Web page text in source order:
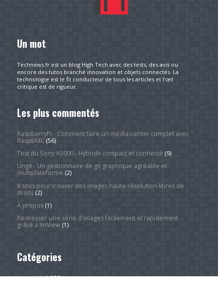
Un mot
Technews.fr est un blog High Tech avec des tests, des avis ou
encore des tutos branché innovation et objets connectés. La
technologie est le fil conducteur de tous les articles et l’œil
critique est de rigueur.
Les plus commentés
RaspberryPi - Comment faire un média-center complet avec
RaspBMC(56)
Test du Sony A5000 - Hybride compact et connecté (9)
Ungit - Un gestionnaire de git graphique agréable et
multiplateforme (2)
8 sites pour trouver des images haute résolution libres de
droits(2)
À propos(1)
Redresser une série d'images facilement et rapidement
grâce à XnView(1)
Catégories
Actualité(4 250)